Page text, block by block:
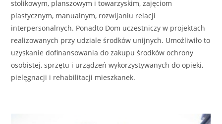
stolikowym, planszowym i towarzyskim, zajęciom
plastycznym, manualnym, rozwijaniu relacji
interpersonalnych. Ponadto Dom uczestniczy w projektach
realizowanych przy udziale środków unijnych. Umożliwiło to
uzyskanie dofinansowania do zakupu środków ochrony
osobistej, sprzętu i urządzeń wykorzystywanych do opieki,
pielęgnacji i rehabilitacji mieszkanek.